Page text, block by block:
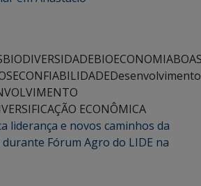
BIODIVERSIDADEBIOECONOMIA
CONFIABILIDADEDesenvolvimento
ECONÔMICA
liderança e novos caminhos da
Fórum Agro do LIDE na